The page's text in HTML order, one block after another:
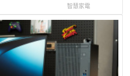
NT$140 (教學 /
智慧家電